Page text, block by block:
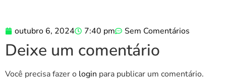
outubro 6, 2024 7:40 pm Sem Comentários
Deixe um comentário
Você precisa fazer o login para publicar um comentário.